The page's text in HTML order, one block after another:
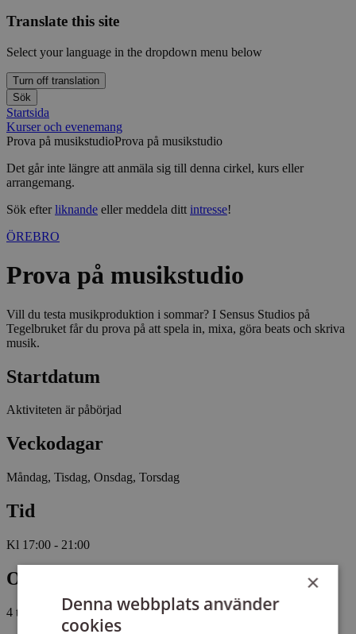
Translate this site
Select your language in the dropdown menu below
Turn off translation
Sök
Startsida
Kurser och evenemang
Prova på musikstudioProva på musikstudio
Det går inte längre att anmäla sig till denna cirkel, kurs eller
arrangemang.
Sök efterliknande eller meddela ditt intresse!
ÖREBRO
Prova på musikstudio
Vill du testa musikproduktion i sommar? I Sensus Studios på
Tegelbruket får du prova på att spela in, mixa, göra beats och skriva
musik.
Startdatum
Aktiviteten är påbörjad
Veckodagar
Måndag, Tisdag, Onsdag, Torsdag
Tid
Kl 17:00 - 21:00
Omfattning
4 tillfällen, 20 studietimmar
×
Denna webbplats använder
cookies